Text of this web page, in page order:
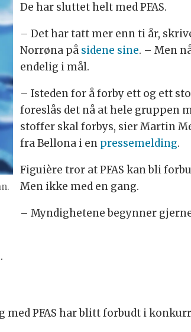
De har sluttet helt med PFAS.
– Det har tatt mer enn ti år,
Norrøna på sidene sine. – Men
endelig i mål.
– Isteden for å forby ett og ett
foreslås det nå at hele gruppen
stoffer skal forbys, sier Martin
fra Bellona i en pressemelding.
Figuière tror at PFAS kan bli
Men ikke med en gang.
– Myndighetene begynner
PFAS har blitt forbudt i